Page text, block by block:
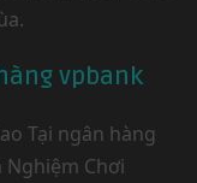
vpbank